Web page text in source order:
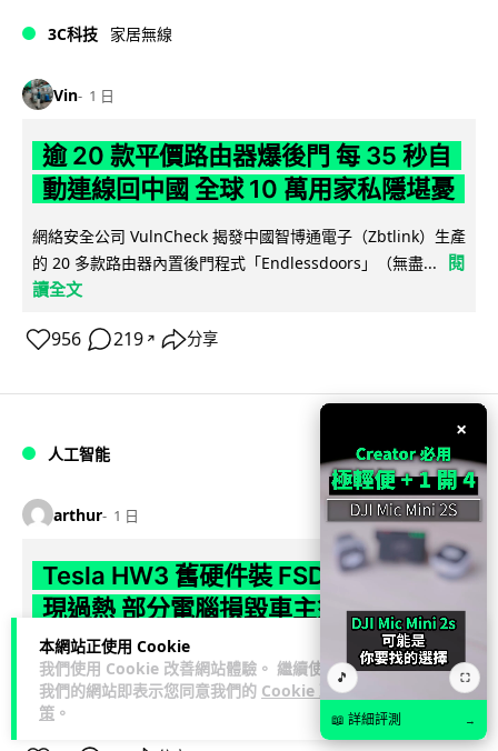
本網站正使用 Cookie
我們使用 Cookie 改善網站體驗。 繼續使用
我們的網站即表示您同意我們的 Cookie 政
策 。
3C科技 家居無線
Vin 1 日
逾 20 款平價路由器爆後門 每 35 秒自
動連線回中國 全球 10 萬用家私隱堪憂
網絡安全公司 VulnCheck 揭發中國智博通電子（Zbtlink）生產
的 20 多款路由器內置後門程式「Endlessdoors」（無盡...
閱
讀全文
956 219 ↗ 分享
人工智能
arthur 1 日
Tesla HW3 舊硬件裝 FSD v14 Lite 頻
現過熱 部分電腦損毀車主須自費維修
Tesla 向 HW3 舊車款推送 FSD v14 Lite 系統，引發大量車主反
映自動駕駛電腦嚴重過熱，部分更觸發高溫保護甚至直接燒
毀，須...
×
🎵 ⛶
📖 詳細評測 →